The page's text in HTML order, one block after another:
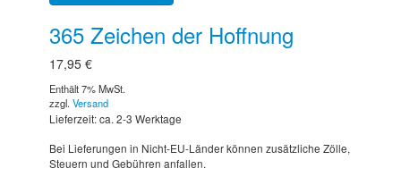
365 Zeichen der Hoffnung
17,95 €
Enthält 7% MwSt.
zzgl. Versand
Lieferzeit: ca. 2-3 Werktage
Bei Lieferungen in Nicht-EU-Länder können zusätzliche Zölle,
Steuern und Gebühren anfallen.